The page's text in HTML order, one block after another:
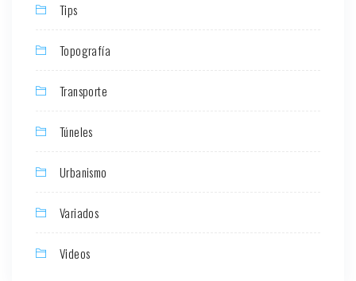
Tips
Topografía
Transporte
Túneles
Urbanismo
Variados
Videos